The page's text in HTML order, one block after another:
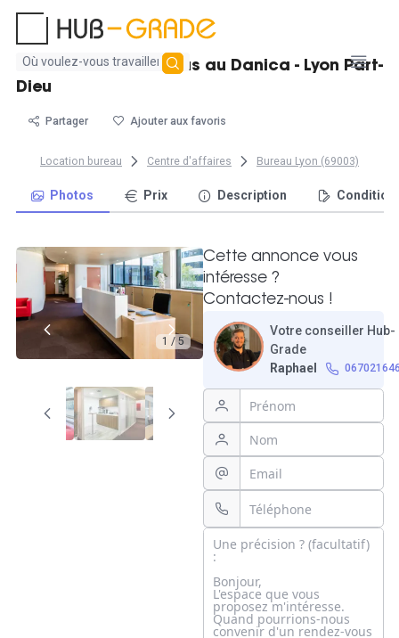
Aucun
résultat
Poste de travail Regus au Danica - Lyon Part-
Dieu
Partager Ajouter aux favoris
Location bureau Centre d'affaires Bureau Lyon (69003)
Photos Prix Description
1 / 5
Cette annonce vous
intéresse ?
Contactez-nous !
Votre conseiller Hub-
Grade
Raphael